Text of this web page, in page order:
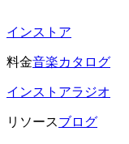
インストア
料金音楽カタログ
インストアラジオ
リソースブログ